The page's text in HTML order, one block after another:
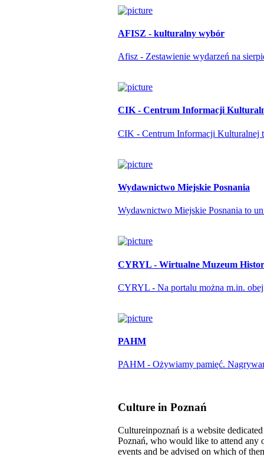
AFISZ - kulturalny wybór
Afisz - Zestawienie wydarzeń na
CIK - Centrum Informacji
CIK - Centrum Informacji Kulturalnej
Wydawnictwo Miejskie Posnania
Wydawnictwo Miejskie Posnania to
CYRYL - Wirtualne Muzeum
CYRYL - Na portalu można m.in.
PAHM
PAHM - Ożywiamy pamięć.
Culture in Poznań
Cultureinpoznań is a website
Poznań, who would like to attend any
events and be advised on which of